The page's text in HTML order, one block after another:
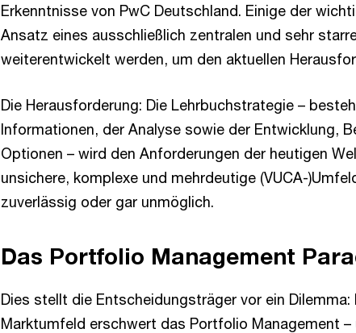
Erkenntnisse von PwC Deutschland. Einige der
Ansatz eines ausschließlich zentralen und sehr
weiterentwickelt werden, um den aktuellen
Die Herausforderung: Die Lehrbuchstrategie –
Informationen, der Analyse sowie der Entwicklung,
Optionen – wird den Anforderungen der heutigen
unsichere, komplexe und mehrdeutige (VUCA-
zuverlässig oder gar unmöglich.
Das Portfolio Management
Dies stellt die Entscheidungsträger vor ein
Marktumfeld erschwert das Portfolio Management